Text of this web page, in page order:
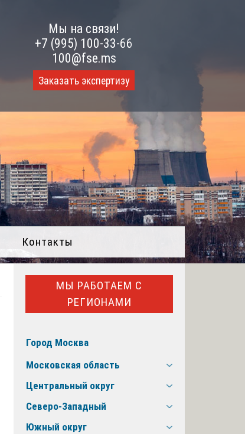
Мы на связи!
+7 (995) 100-33-66
100@fse.ms
Заказать экспертизу
Контакты
МЫ РАБОТАЕМ С
РЕГИОНАМИ
Город Москва
Московская область
Центральный округ
Северо-Западный
Южный округ